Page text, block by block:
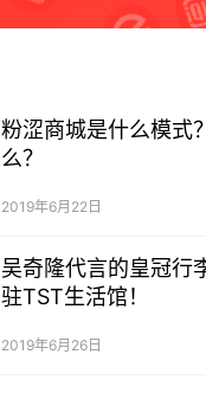
粉涩商城是什么模式
么？
2019年6月22日
吴奇隆代言的皇冠行
驻TST生活馆！
2019年6月26日